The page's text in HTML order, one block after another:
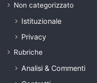
Non categorizzato
Istituzionale
Privacy
Rubriche
Analisi & Commenti